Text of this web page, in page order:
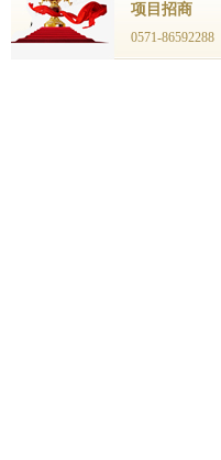
项目招商
0571-86592288